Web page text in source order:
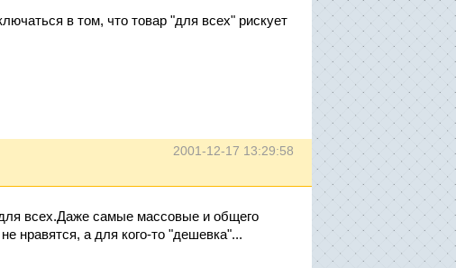
в том, что товар "для всех" рискует
2001-12-17 13:29:58
всех.Даже самые массовые и общего
нравятся, а для кого-то "дешевка"...